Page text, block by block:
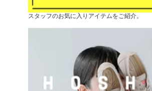
スタッフのお気に入りアイテムをご紹介。